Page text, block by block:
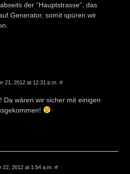
der “Hauptstrasse”, das
Generator, somit spüren wir
21, 2012 at 12:31 p.m. #
Da wären wir sicher mit einigen
22, 2012 at 1:54 a.m. #